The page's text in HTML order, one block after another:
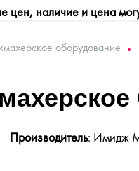
наличие и цена
оборудование
Производитель: Имидж